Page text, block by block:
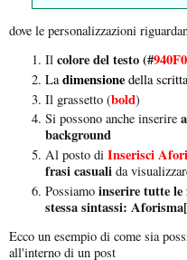
dove le personalizzazioni
Il colore del testo(#
Ladimensione della
Il grassetto (bold)
Si possono anche inserire
background
Al posto di Inserisci
frasi casuali da
Possiamo inserire tutte le
stessa sintassi:
Ecco un esempio di come sia
all'interno di un post